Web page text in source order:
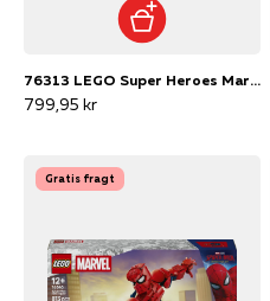
76313 LEGO Super Heroes Marvel MARVEL-logo og minifigurer
799,95 kr
Gratis fragt